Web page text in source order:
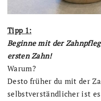
Tipp 1:
Beginne mit der
ersten Zahn!
Warum?
Desto früher du mit der
selbstverständlicher ist